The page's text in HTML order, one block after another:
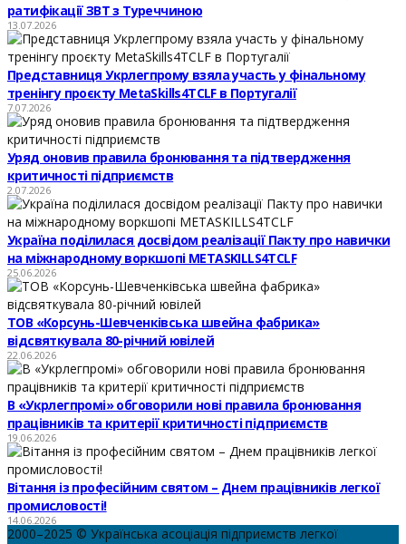
ратифікації ЗВТ з Туреччиною
13.07.2026
Представниця Укрлегпрому взяла участь у фінальному
тренінгу проєкту MetaSkills4TCLF в Португалії
7.07.2026
Уряд оновив правила бронювання та підтвердження
критичності підприємств
2.07.2026
Україна поділилася досвідом реалізації Пакту про навички
на міжнародному воркшопі METASKILLS4TCLF
25.06.2026
ТОВ «Корсунь-Шевченківська швейна фабрика»
відсвяткувала 80-річний ювілей
22.06.2026
В «Укрлегпромі» обговорили нові правила бронювання
працівників та критерії критичності підприємств
19.06.2026
Вітання із професійним святом – Днем працівників легкої
промисловості!
14.06.2026
2000–2025 © Українська асоціація підприємств легкої